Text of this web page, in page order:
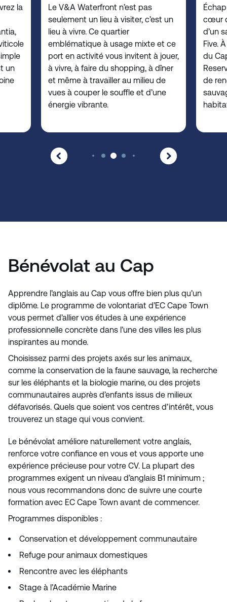
la
un
Le V&A Waterfront n’est pas
seulement un lieu à visiter, c’est un
lieu à vivre. Ce quartier
emblématique à usage mixte et ce
port en activité vous invitent à jouer,
à vivre, à faire du shopping, à dîner
et même à travailler au milieu de
vues à couper le souffle et d’une
énergie vibrante.
cœur
d’un
Five.
du
de
Bénévolat au Cap
Apprendre l’anglais au Cap vous offre bien plus qu’un
diplôme. Le programme de volontariat d’EC Cape Town
vous permet d’allier vos études à une expérience
professionnelle concrète dans l’une des villes les plus
inspirantes au monde.
Choisissez parmi des projets axés sur les animaux,
comme la conservation de la faune sauvage, la recherche
sur les éléphants et la biologie marine, ou des projets
communautaires auprès d’enfants issus de milieux
défavorisés. Quels que soient vos centres d’intérêt, vous
trouverez un stage qui vous convient.
Le bénévolat améliore naturellement votre anglais,
renforce votre confiance en vous et vous apporte une
expérience précieuse pour votre CV. La plupart des
programmes exigent un niveau d’anglais B1 minimum ;
nous vous recommandons donc de suivre une courte
formation avec EC Cape Town avant de commencer.
Programmes disponibles :
Conservation et développement communautaire
Refuge pour animaux domestiques
Rencontre avec les éléphants
Stage à l’Académie Marine